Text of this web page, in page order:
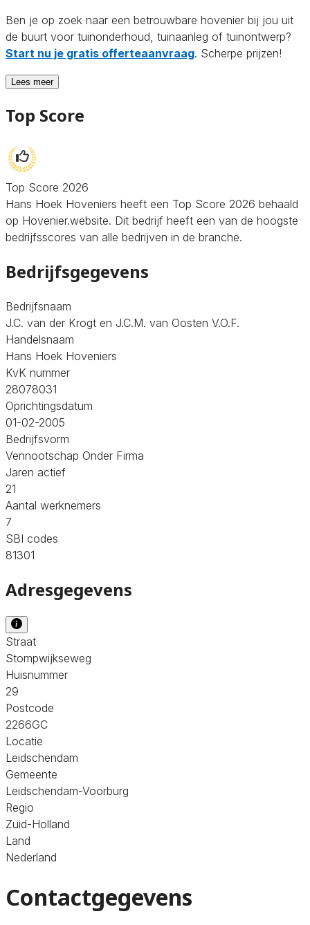
Ben je op zoek naar een betrouwbare hovenier bij jou uit
de buurt voor tuinonderhoud, tuinaanleg of tuinontwerp?
Start nu je gratis offerteaanvraag. Scherpe prijzen!
Lees meer
Top Score
Top Score 2026
Hans Hoek Hoveniers heeft een Top Score 2026 behaald
op Hovenier.website. Dit bedrijf heeft een van de hoogste
bedrijfsscores van alle bedrijven in de branche.
Bedrijfsgegevens
Bedrijfsnaam
J.C. van der Krogt en J.C.M. van Oosten V.O.F.
Handelsnaam
Hans Hoek Hoveniers
KvK nummer
28078031
Oprichtingsdatum
01-02-2005
Bedrijfsvorm
Vennootschap Onder Firma
Jaren actief
21
Aantal werknemers
7
SBI codes
81301
Adresgegevens
Straat
Stompwijkseweg
Huisnummer
29
Postcode
2266GC
Locatie
Leidschendam
Gemeente
Leidschendam-Voorburg
Regio
Zuid-Holland
Land
Nederland
Contactgegevens